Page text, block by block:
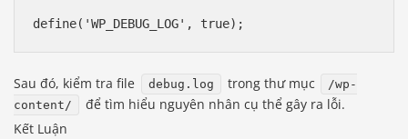
define('WP_DEBUG_LOG', true);
Sau đó, kiểm tra file debug.log trong thư mục
/wp-
content/
để tìm hiểu nguyên nhân cụ thể gây ra lỗi.
Kết Luận